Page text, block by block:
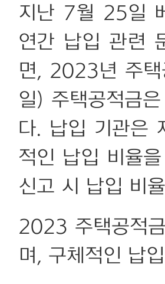
지난 7월 25일
연간 납입 관련
면, 2023년 주
일) 주택공적금
다. 납입 기관은
적인 납입 비율
신고 시 납입 비
2023 주택공적
며, 구체적인 납